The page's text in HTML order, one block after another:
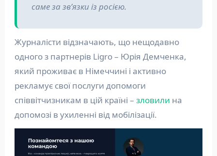
саме за звʼязки із росією.
Журналісти відзначають, що нещодавно
одного з партнерів Ligro – Юрія Демченка,
який проживає в Німеччині і активно
рекламує свої послуги допомоги
співвітчизникам в цій країні – зловили на
допомозі в ухиленні від мобілізації.